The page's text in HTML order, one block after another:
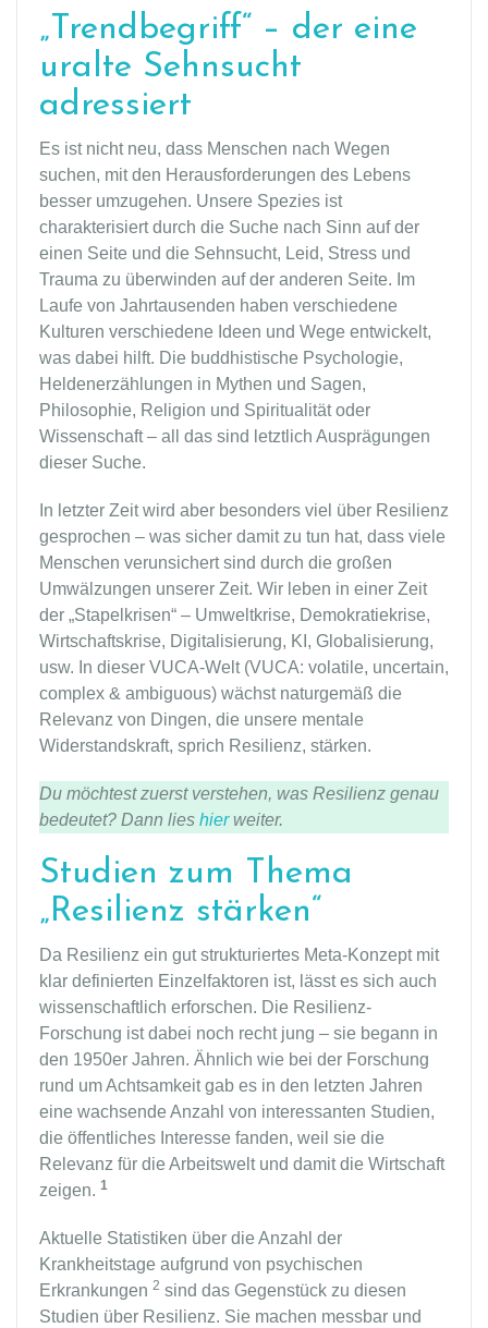
„Trendbegriff“ – der eine
uralte Sehnsucht
adressiert
Es ist nicht neu, dass Menschen nach Wegen
suchen, mit den Herausforderungen des Lebens
besser umzugehen. Unsere Spezies ist
charakterisiert durch die Suche nach Sinn auf der
einen Seite und die Sehnsucht, Leid, Stress und
Trauma zu überwinden auf der anderen Seite. Im
Laufe von Jahrtausenden haben verschiedene
Kulturen verschiedene Ideen und Wege entwickelt,
was dabei hilft. Die buddhistische Psychologie,
Heldenerzählungen in Mythen und Sagen,
Philosophie, Religion und Spiritualität oder
Wissenschaft – all das sind letztlich Ausprägungen
dieser Suche.
In letzter Zeit wird aber besonders viel über Resilienz
gesprochen – was sicher damit zu tun hat, dass viele
Menschen verunsichert sind durch die großen
Umwälzungen unserer Zeit. Wir leben in einer Zeit
der „Stapelkrisen“ – Umweltkrise, Demokratiekrise,
Wirtschaftskrise, Digitalisierung, KI, Globalisierung,
usw. In dieser VUCA-Welt (VUCA: volatile, uncertain,
complex & ambiguous) wächst naturgemäß die
Relevanz von Dingen, die unsere mentale
Widerstandskraft, sprich Resilienz, stärken.
Du möchtest zuerst verstehen, was Resilienz genau
bedeutet? Dann lies hierweiter.
Studien zum Thema
„Resilienz stärken“
Da Resilienz ein gut strukturiertes Meta-Konzept mit
klar definierten Einzelfaktoren ist, lässt es sich auch
wissenschaftlich erforschen. Die Resilienz-
Forschung ist dabei noch recht jung – sie begann in
den 1950er Jahren. Ähnlich wie bei der Forschung
rund um Achtsamkeit gab es in den letzten Jahren
eine wachsende Anzahl von interessanten Studien,
die öffentliches Interesse fanden, weil sie die
Relevanz für die Arbeitswelt und damit die Wirtschaft
zeigen. 1
Aktuelle Statistiken über die Anzahl der
Krankheitstage aufgrund von psychischen
Erkrankungen 2 sind das Gegenstück zu diesen
Studien über Resilienz. Sie machen messbar und